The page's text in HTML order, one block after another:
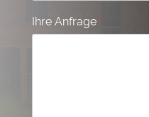
Ihre Anfrage *